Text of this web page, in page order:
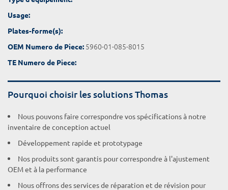
Usage:
Plates-forme(s):
OEM Numero de Piece: 5960-01-085-8015
TE Numero de Piece:
Pourquoi choisir les solutions Thomas
Nous pouvons faire correspondre vos spécifications à notre
inventaire de conception actuel
Développement rapide et prototypage
Nos produits sont garantis pour correspondre à l'ajustement
OEM et à la performance
Nous offrons des services de réparation et de révision pour